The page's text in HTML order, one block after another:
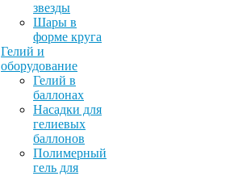
звезды
Шары в
форме круга
Гелий и
оборудование
Гелий в
баллонах
Насадки для
гелиевых
баллонов
Полимерный
гель для